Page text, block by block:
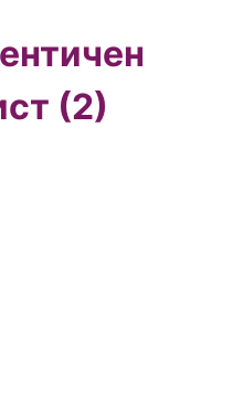
(2)